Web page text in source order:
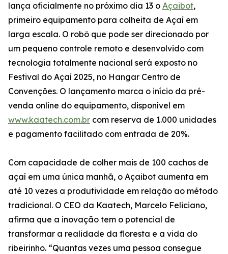
lança oficialmente no próximo dia 13 o Açaibot,
primeiro equipamento para colheita de Açaí em
larga escala. O robô que pode ser direcionado por
um pequeno controle remoto e desenvolvido com
tecnologia totalmente nacional será exposto no
Festival do Açaí 2025, no Hangar Centro de
Convenções. O lançamento marca o início da pré-
venda online do equipamento, disponível em
www.kaatech.com.br com reserva de 1.000 unidades
e pagamento facilitado com entrada de 20%.
Com capacidade de colher mais de 100 cachos de
açaí em uma única manhã, o Açaibot aumenta em
até 10 vezes a produtividade em relação ao método
tradicional. O CEO da Kaatech, Marcelo Feliciano,
afirma que a inovação tem o potencial de
transformar a realidade da floresta e a vida do
ribeirinho. “Quantas vezes uma pessoa consegue